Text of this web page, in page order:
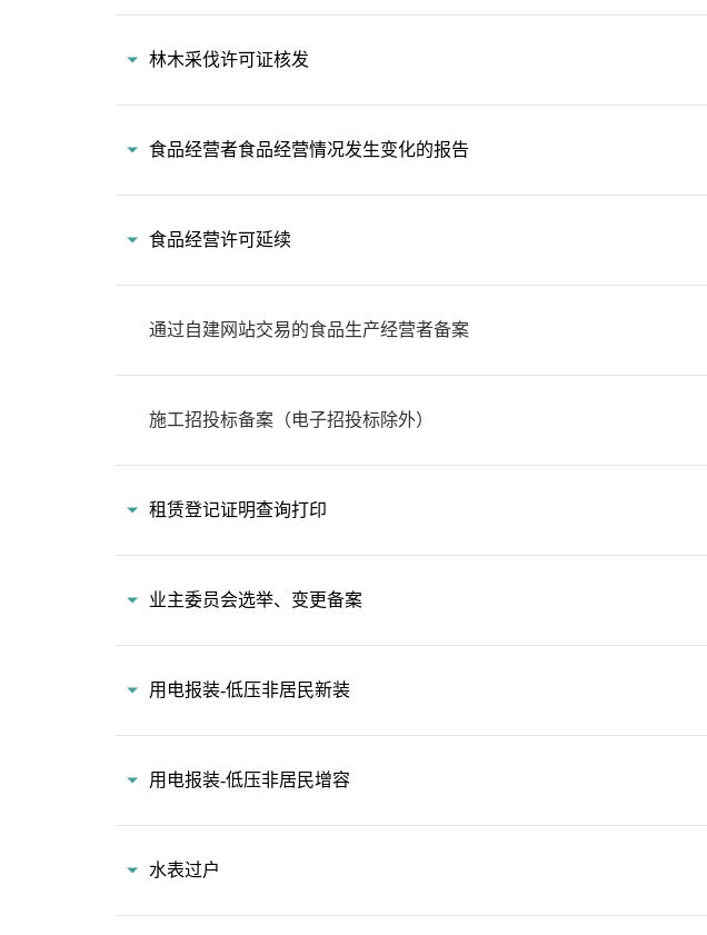
林木采伐许可证核发
食品经营者食品经营情况发生变化的报告
食品经营许可延续
通过自建网站交易的食品生产经营者备案
施工招投标备案（电子招投标除外）
租赁登记证明查询打印
业主委员会选举、变更备案
用电报装-低压非居民新装
用电报装-低压非居民增容
水表过户